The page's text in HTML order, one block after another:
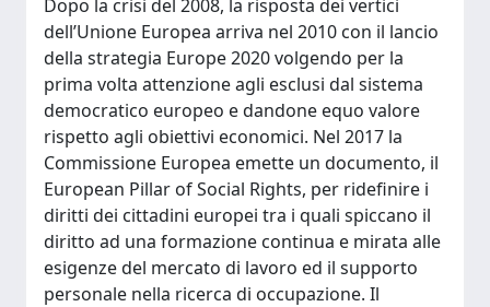
Dopo la crisi del 2008, la risposta dei vertici
dell’Unione Europea arriva nel 2010 con il lancio
della strategia Europe 2020 volgendo per la
prima volta attenzione agli esclusi dal sistema
democratico europeo e dandone equo valore
rispetto agli obiettivi economici. Nel 2017 la
Commissione Europea emette un documento, il
European Pillar of Social Rights, per ridefinire i
diritti dei cittadini europei tra i quali spiccano il
diritto ad una formazione continua e mirata alle
esigenze del mercato di lavoro ed il supporto
personale nella ricerca di occupazione. Il